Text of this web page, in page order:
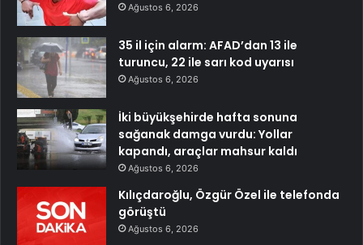
Ağustos 6, 2026
35 il için alarm: AFAD’dan 13 ile
turuncu, 22 ile sarı kod uyarısı
Ağustos 6, 2026
İki büyükşehirde hafta sonuna
sağanak damga vurdu: Yollar
kapandı, araçlar mahsur kaldı
Ağustos 6, 2026
Kılıçdaroğlu, Özgür Özel ile telefonda
görüştü
Ağustos 6, 2026